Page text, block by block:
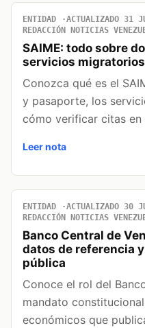
ENTIDAD ACTUALIZADO 31
REDACCIÓN NOTICIAS
SAIME: todo sobre
servicios
Conozca qué es el
y pasaporte, los
cómo verificar citas en
Leer nota
ENTIDAD ACTUALIZADO 30
REDACCIÓN NOTICIAS
Banco Central de
datos de referencia
pública
Conoce el rol del
mandato
económicos que